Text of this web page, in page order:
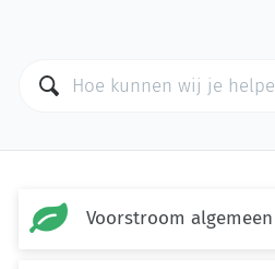
 Voorstroom algemeen